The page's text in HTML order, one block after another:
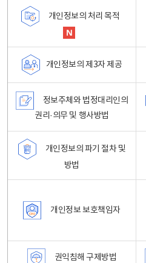
개인정보의 처리 목적
개인정보의 제3자 제공
정보주체와 법정대리인의
권리·의무 및 행사방법
개인정보의 파기 절차 및
방법
개인정보 보호책임자
권익침해 구제방법